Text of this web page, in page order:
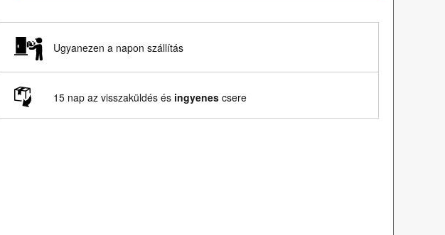
Ugyanezen a napon szállítás
15 nap az visszaküldés és ingyenes csere